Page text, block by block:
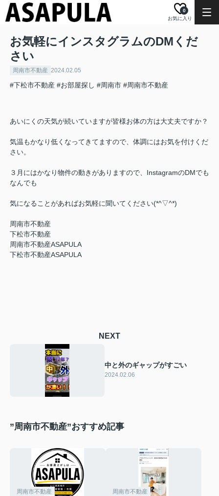
お気に入り
0
お気軽にインスタグラムのDMくだ
さい
周南市不動産 2024.02.05
#下松市不動産 #お部屋探し #周南市 #周南市不動産
あいにくの天気が続いていますが皆様お体の方は大丈夫ですか？
気温もかなり低くなってきてますので、体調にはお気を付けくだ
さい。
３月にはかなり物件の動きがありますので、InstagramのDMでも
なんでも
気になることがあればお気軽に聞いてください(*^▽^*)
周南市不動産
下松市不動産
周南市不動産ASAPULA
下松市不動産ASAPULA
NEXT
中と外のギャップがすごい
2024.02.06
”周南市不動産”おすすめ記事
周南市不動産 周南市不動産